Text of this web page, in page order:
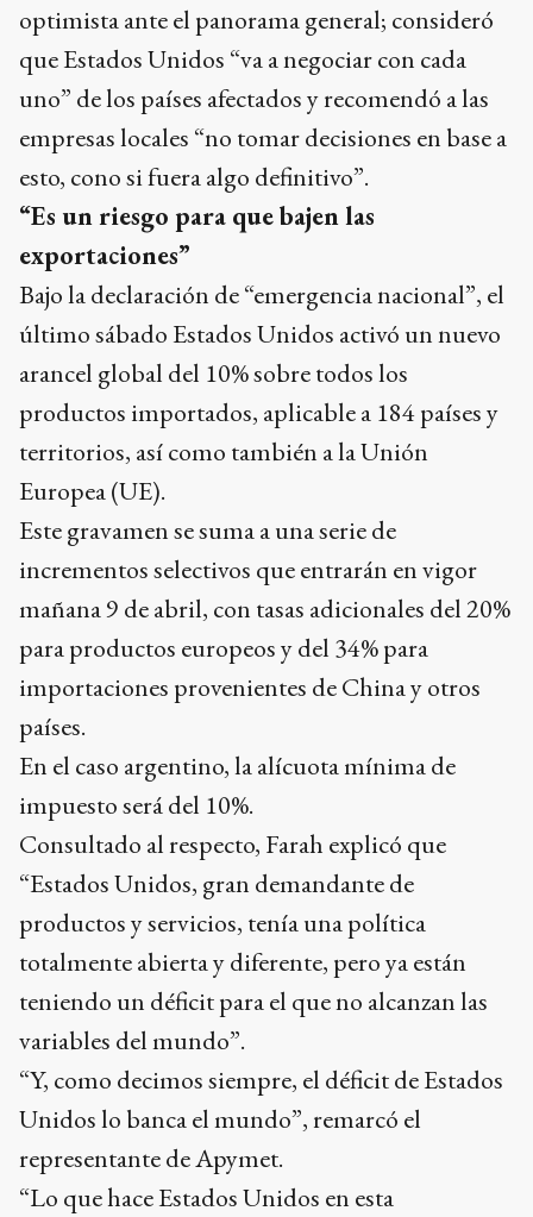
optimista ante el panorama general; consideró
que Estados Unidos “va a negociar con cada
uno” de los países afectados y recomendó a las
empresas locales “no tomar decisiones en base a
esto, cono si fuera algo definitivo”.
“Es un riesgo para que bajen las
exportaciones”
Bajo la declaración de “emergencia nacional”, el
último sábado Estados Unidos activó un nuevo
arancel global del 10% sobre todos los
productos importados, aplicable a 184 países y
territorios, así como también a la Unión
Europea (UE).
Este gravamen se suma a una serie de
incrementos selectivos que entrarán en vigor
mañana 9 de abril, con tasas adicionales del 20%
para productos europeos y del 34% para
importaciones provenientes de China y otros
países.
En el caso argentino, la alícuota mínima de
impuesto será del 10%.
Consultado al respecto, Farah explicó que
“Estados Unidos, gran demandante de
productos y servicios, tenía una política
totalmente abierta y diferente, pero ya están
teniendo un déficit para el que no alcanzan las
variables del mundo”.
“Y, como decimos siempre, el déficit de Estados
Unidos lo banca el mundo”, remarcó el
representante de Apymet.
“Lo que hace Estados Unidos en esta